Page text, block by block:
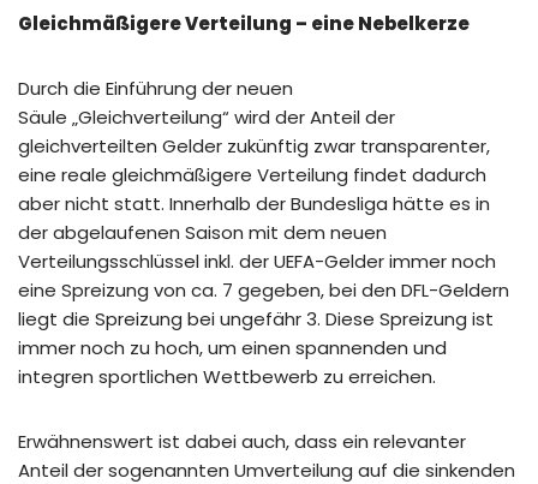
Gleichmäßigere Verteilung – eine Nebelkerze
Durch die Einführung der neuen
Säule „Gleichverteilung“ wird der Anteil der
gleichverteilten Gelder zukünftig zwar transparenter,
eine reale gleichmäßigere Verteilung findet dadurch
aber nicht statt. Innerhalb der Bundesliga hätte es in
der abgelaufenen Saison mit dem neuen
Verteilungsschlüssel inkl. der UEFA-Gelder immer noch
eine Spreizung von ca. 7 gegeben, bei den DFL-Geldern
liegt die Spreizung bei ungefähr 3. Diese Spreizung ist
immer noch zu hoch, um einen spannenden und
integren sportlichen Wettbewerb zu erreichen.
Erwähnenswert ist dabei auch, dass ein relevanter
Anteil der sogenannten Umverteilung auf die sinkenden